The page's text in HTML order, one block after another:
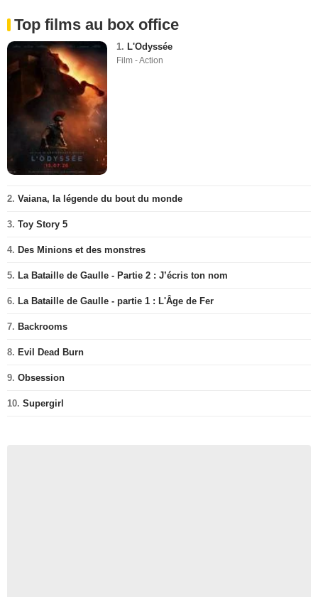
Top films au box office
1. L'Odyssée
Film - Action
2. Vaiana, la légende du bout du monde
3. Toy Story 5
4. Des Minions et des monstres
5. La Bataille de Gaulle - Partie 2 : J’écris ton nom
6. La Bataille de Gaulle - partie 1 : L'Âge de Fer
7. Backrooms
8. Evil Dead Burn
9. Obsession
10. Supergirl